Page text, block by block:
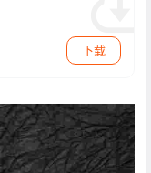
下载